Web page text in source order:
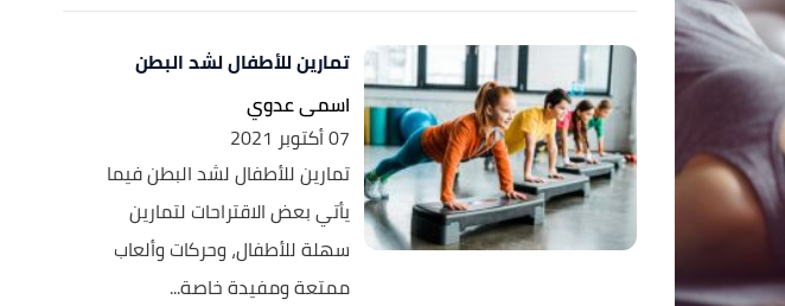
تمارين للأطفال لشد البطن
اسمى عدوي
07 أكتوبر 2021
تمارين للأطفال لشد البطن فيما
يأتي بعض الاقتراحات لتمارين
سهلة للأطفال، وحركات وألعاب
ممتعة ومفيدة خاصة...